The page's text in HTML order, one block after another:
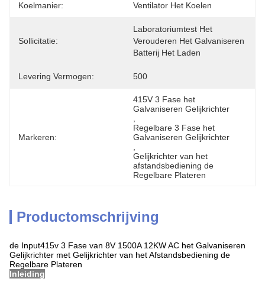
Koelmanier: Ventilator Het Koelen
Sollicitatie:
Laboratoriumtest Het
Verouderen Het Galvaniseren
Batterij Het Laden
Levering Vermogen: 500
Markeren:
415V 3 Fase het
Galvaniseren Gelijkrichter
Regelbare 3 Fase het
Galvaniseren Gelijkrichter
Gelijkrichter van het
afstandsbediening de
Regelbare Plateren
Productomschrijving
de Input415v 3 Fase van 8V 1500A 12KW AC het Galvaniseren
Gelijkrichter met Gelijkrichter van het Afstandsbediening de
Regelbare Plateren
Inleiding